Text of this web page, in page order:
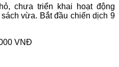
chưa triển khai hoạt động
vừa. Bắt đầu chiến dịch 9
VNĐ